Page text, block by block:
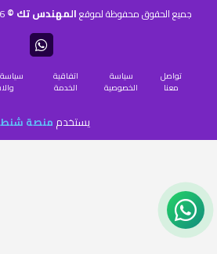
جميع الحقوق محفوظة لموقعالمهندس تك ©
تواصل
معنا
سياسة
الخصوصية
اتفاقية
الخدمة
سياسة
يستخدم منصة